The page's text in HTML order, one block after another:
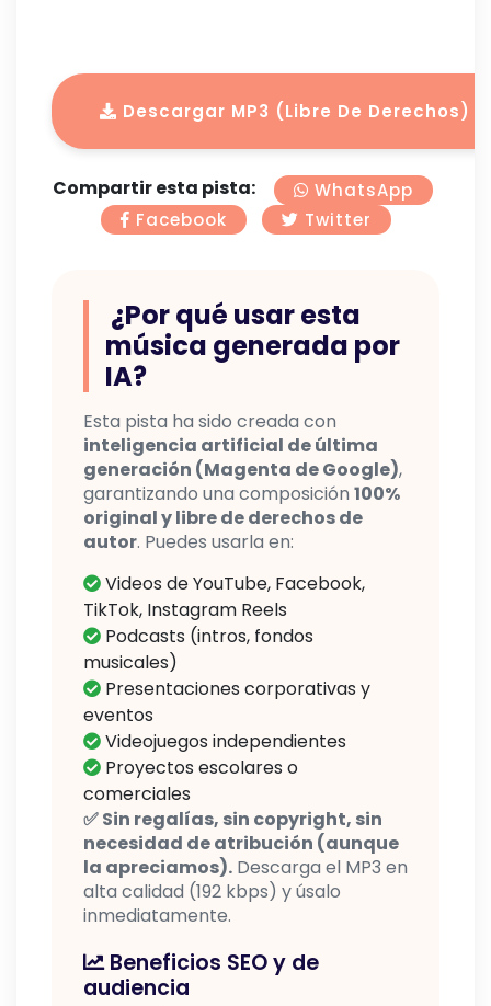
Descargar MP3 (Libre De Derechos)
Compartir esta pista:
WhatsApp
Facebook
Twitter
¿Por qué usar esta
música generada por
IA?
Esta pista ha sido creada con
inteligencia artificial de última
generación (Magenta de Google),
garantizando una composición 100%
original y libre de derechos de
autor. Puedes usarla en:
Videos de YouTube, Facebook,
TikTok, Instagram Reels
Podcasts (intros, fondos
musicales)
Presentaciones corporativas y
eventos
Videojuegos independientes
Proyectos escolares o
comerciales
✅ Sin regalías, sin copyright, sin
necesidad de atribución (aunque
la apreciamos).Descarga el MP3 en
alta calidad (192 kbps) y úsalo
inmediatamente.
Beneficios SEO y de
audiencia